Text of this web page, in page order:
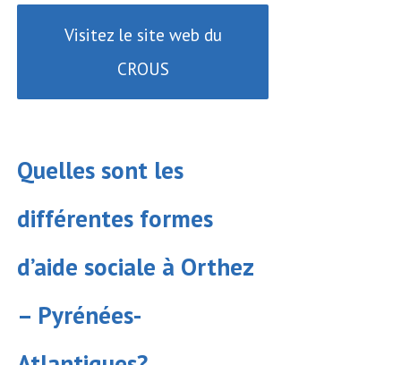
Visitez le site web du
CROUS
Quelles sont les
différentes formes
d’aide sociale à Orthez
– Pyrénées-